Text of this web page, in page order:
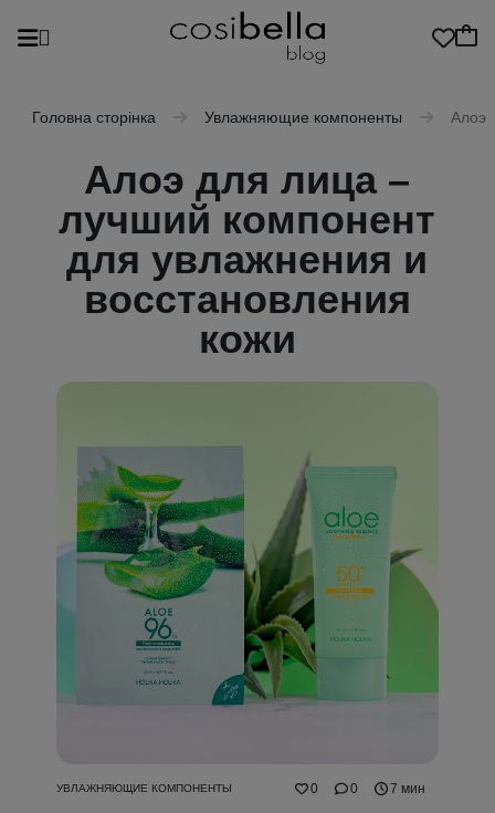
Головна сторінка Увлажняющие компоненты Алоэ
Алоэ для лица –
лучший компонент
для увлажнения и
восстановления
кожи
УВЛАЖНЯЮЩИЕ КОМПОНЕНТЫ 0 0 7 мин